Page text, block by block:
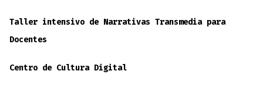
Taller intensivo de Narrativas Transmedia para
Docentes
Centro de Cultura Digital